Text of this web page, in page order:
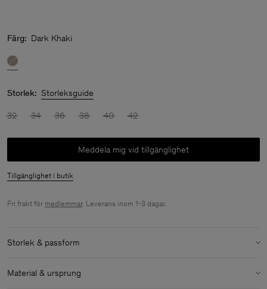
Färg: Dark Khaki
Storlek: Storleksguide
32 34 36 38 40 42
Meddela mig vid tillgänglighet
Tillgänglighet i butik
Fri frakt för medlemmar. Leverans inom 1-3 dagar.
Storlek & passform
Storlek & passforms detaljer:
Material & ursprung